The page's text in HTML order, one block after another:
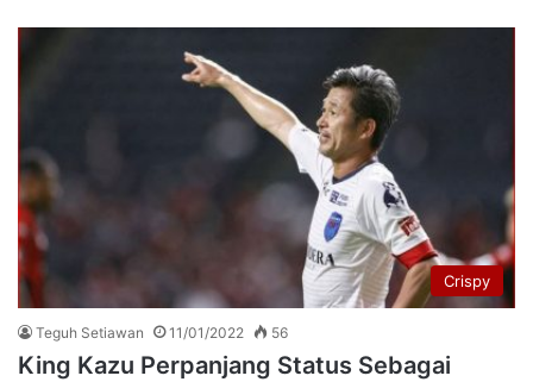
Crispy
Teguh Setiawan 11/01/2022 56
King Kazu Perpanjang Status Sebagai